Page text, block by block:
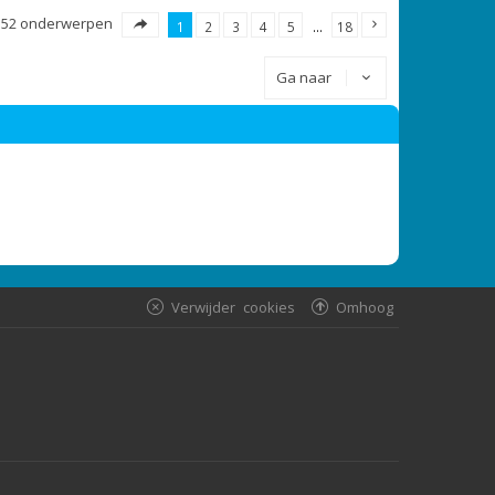
onderwerpen 1 2 3 4 5 … 18
Ga naar
Omhoog
Verwijder cookies